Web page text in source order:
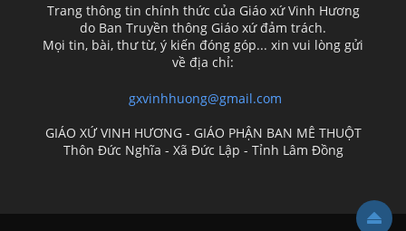
Trang thông tin chính thức của Giáo xứ Vinh Hương
do Ban Truyền thông Giáo xứ đảm trách.
Mọi tin, bài, thư từ, ý kiến đóng góp... xin vui lòng gửi
về địa chỉ:
gxvinhhuong@gmail.com
GIÁO XỨ VINH HƯƠNG - GIÁO PHẬN BAN MÊ THUỘT
Thôn Đức Nghĩa - Xã Đức Lập - Tỉnh Lâm Đồng